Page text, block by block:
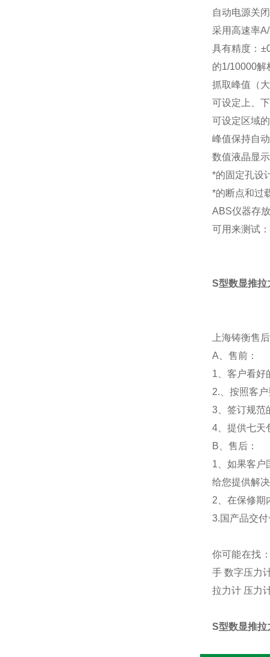
自动电源关
采用高速率
具有精度：
的1/10000
抓取峰值（
可设定上、
可设定区域
峰值保持自
数值液晶显
*的固定孔设
*的断点和过
ABS仪器存
可用来测试
S型数显推拉
上海铸衡售
A、售前：
1、客户看好
2.、按照客
3、签订规范
4、提供七天
B、售后：
1、如果客户
给您提供解
2、在保修期
3.国产品交
你可能在找
手 数字压力
拉力计 压力
S型数显推拉